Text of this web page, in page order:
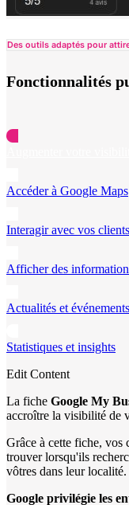
Des outils adaptés pour
Fonctionnalités
Accéder à Google Maps
Interagir avec vos clients
Afficher des
Actualités et événements
Statistiques et insights
Edit Content
La fiche Google My
accroître la visibilité de
Grâce à cette fiche, vos
trouver lorsqu'ils
vôtres dans leur localité.
Google privilégie les